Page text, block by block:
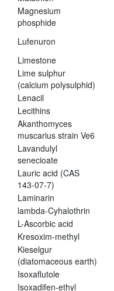
Magnesium
phosphide
Lufenuron
Limestone
Lime sulphur
(calcium polysulphid)
Lenacil
Lecithins
Akanthomyces
muscarius strain Ve6
Lavandulyl
senecioate
Lauric acid (CAS
143-07-7)
Laminarin
lambda-Cyhalothrin
L-Ascorbic acid
Kresoxim-methyl
Kieselgur
(diatomaceous earth)
Isoxaflutole
Isoxadifen-ethyl